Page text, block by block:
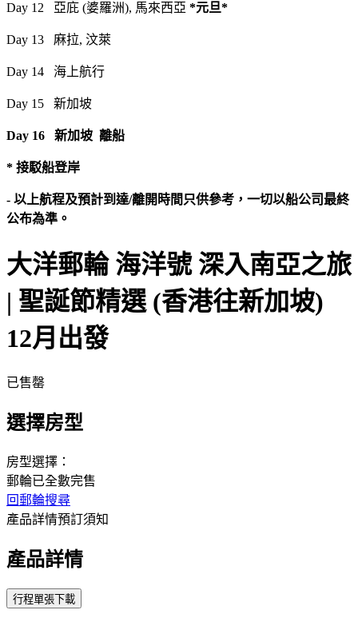
Day 12 亞庇 (婆羅洲), 馬來西亞 *元旦*
Day 13 麻拉, 汶萊
Day 14 海上航行
Day 15 新加坡
Day 16 新加坡 離船
* 接駁船登岸
- 以上航程及預計到達/離開時間只供參考，一切以船公司最終
公布為準。
大洋郵輪 海洋號 深入南亞之旅
| 聖誕節精選 (香港往新加坡)
12月出發
已售罄
選擇房型
房型選擇：
郵輪已全數完售
回郵輪搜尋
產品詳情預訂須知
產品詳情